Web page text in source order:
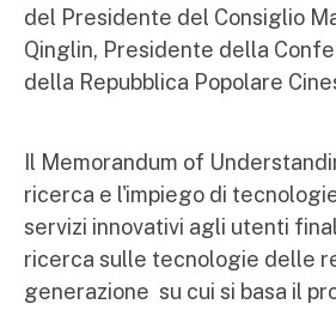
del Presidente del Consiglio
Qinglin, Presidente della
della Repubblica Popolare
Il Memorandum of
ricerca e l'impiego di
servizi innovativi agli utenti
ricerca sulle tecnologie delle
generazione su cui si basa il